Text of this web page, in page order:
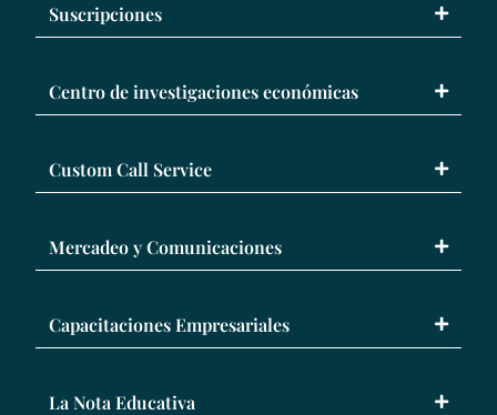
Suscripciones
Centro de investigaciones económicas
Custom Call Service
Mercadeo y Comunicaciones
Capacitaciones Empresariales
La Nota Educativa